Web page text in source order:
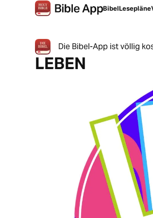
BibelLesepläne
Die Bibel-App ist völlig
LEBEN